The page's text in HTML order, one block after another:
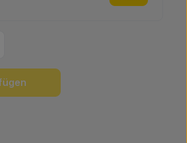
den gewünschten Wert